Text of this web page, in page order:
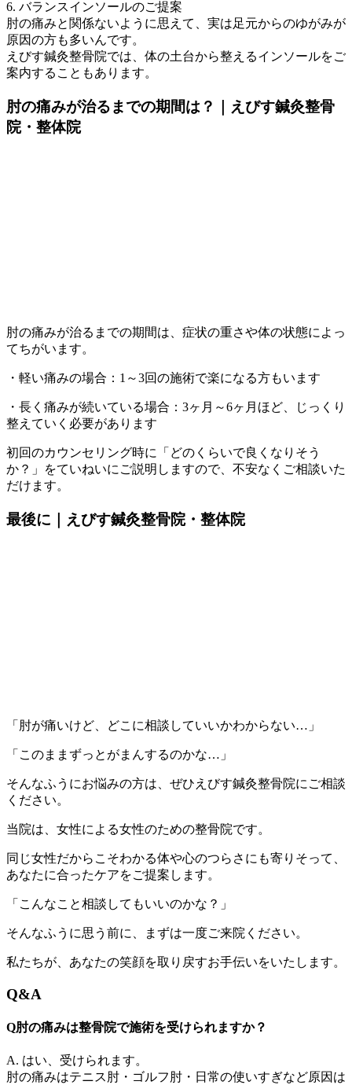
6. バランスインソールのご提案
肘の痛みと関係ないように思えて、実は足元からのゆがみが
原因の方も多いんです。
えびす鍼灸整骨院では、体の土台から整えるインソールをご
案内することもあります。
肘の痛みが治るまでの期間は？｜えびす鍼灸整骨
院・整体院
肘の痛みが治るまでの期間は、症状の重さや体の状態によっ
てちがいます。
・軽い痛みの場合：1～3回の施術で楽になる方もいます
・長く痛みが続いている場合：3ヶ月～6ヶ月ほど、じっくり
整えていく必要があります
初回のカウンセリング時に「どのくらいで良くなりそう
か？」をていねいにご説明しますので、不安なくご相談いた
だけます。
最後に｜えびす鍼灸整骨院・整体院
「肘が痛いけど、どこに相談していいかわからない…」
「このままずっとがまんするのかな…」
そんなふうにお悩みの方は、ぜひえびす鍼灸整骨院にご相談
ください。
当院は、女性による女性のための整骨院です。
同じ女性だからこそわかる体や心のつらさにも寄りそって、
あなたに合ったケアをご提案します。
「こんなこと相談してもいいのかな？」
そんなふうに思う前に、まずは一度ご来院ください。
私たちが、あなたの笑顔を取り戻すお手伝いをいたします。
Q&A
Q肘の痛みは整骨院で施術を受けられますか？
A. はい、受けられます。
肘の痛みはテニス肘・ゴルフ肘・日常の使いすぎなど原因は